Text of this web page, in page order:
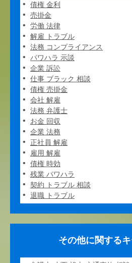
債権 金利
売掛金
労働 法律
解雇 トラブル
法務 コンプライアンス
パワハラ 示談
企業 訴訟
仕事 ブラック 相談
債権 売掛金
会社 解雇
法務 弁護士
お金 回収
企業 法務
正社員 解雇
雇用 解雇
債権 時効
残業 パワハラ
契約 トラブル 相談
退職 トラブル
その他に関する